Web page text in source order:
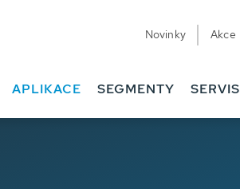
Novinky Akce
APLIKACE SEGMENTY SERVIS